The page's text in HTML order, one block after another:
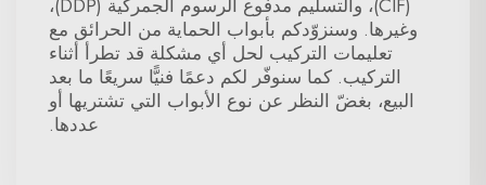
(CIF)، والتسليم مدفوع الرسوم الجمركية (DDP)،
وغيرها. وسنزوّدكم بأبواب الحماية من الحرائق مع
تعليمات التركيب لحل أي مشكلة قد تطرأ أثناء
التركيب. كما سنوفّر لكم دعمًا فنيًّا سريعًا ما بعد
البيع، بغضّ النظر عن نوع الأبواب التي تشتريها أو
عددها.